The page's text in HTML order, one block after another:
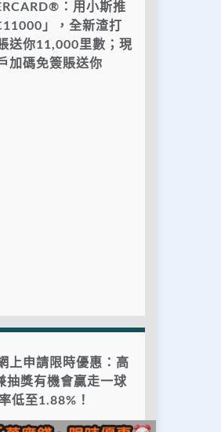
：用小斯推
」，全新渣打
送你11,000里數；現
加碼免簽賬送你
上申請限時優惠：高
抽獎有機會贏走一球
低至1.88%！